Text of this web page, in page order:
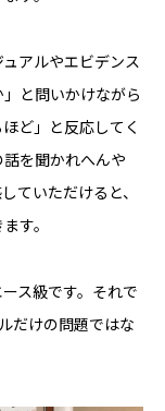
アルやエビデンス
と問いかけながら
ど」と反応してく
を聞かれへんや
ていただけると、
す。
ス級です。それで
だけの問題ではな